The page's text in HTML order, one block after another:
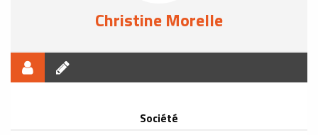
Christine Morelle
Société